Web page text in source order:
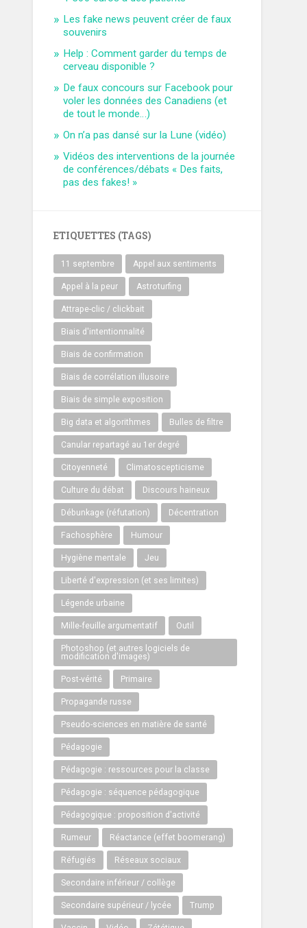
Les fake news peuvent créer de faux
souvenirs
Help : Comment garder du temps de
cerveau disponible ?
De faux concours sur Facebook pour
voler les données des Canadiens (et
de tout le monde…)
On n’a pas dansé sur la Lune (vidéo)
Vidéos des interventions de la journée
de conférences/débats « Des faits,
pas des fakes! »
ETIQUETTES (TAGS)
11 septembre Appel aux sentiments
Appel à la peur Astroturfing
Attrape-clic / clickbait
Biais d'intentionnalité
Biais de confirmation
Biais de corrélation illusoire
Biais de simple exposition
Big data et algorithmes Bulles de filtre
Canular repartagé au 1er degré
Citoyenneté Climatoscepticisme
Culture du débat Discours haineux
Débunkage (réfutation) Décentration
Fachosphère Humour
Hygiène mentale Jeu
Liberté d'expression (et ses limites)
Légende urbaine
Mille-feuille argumentatif Outil
Photoshop (et autres logiciels de
modification d'images)
Post-vérité Primaire
Propagande russe
Pseudo-sciences en matière de santé
Pédagogie
Pédagogie : ressources pour la classe
Pédagogie : séquence pédagogique
Pédagogique : proposition d'activité
Rumeur Réactance (effet boomerang)
Réfugiés Réseaux sociaux
Secondaire inférieur / collège
Secondaire supérieur / lycée Trump